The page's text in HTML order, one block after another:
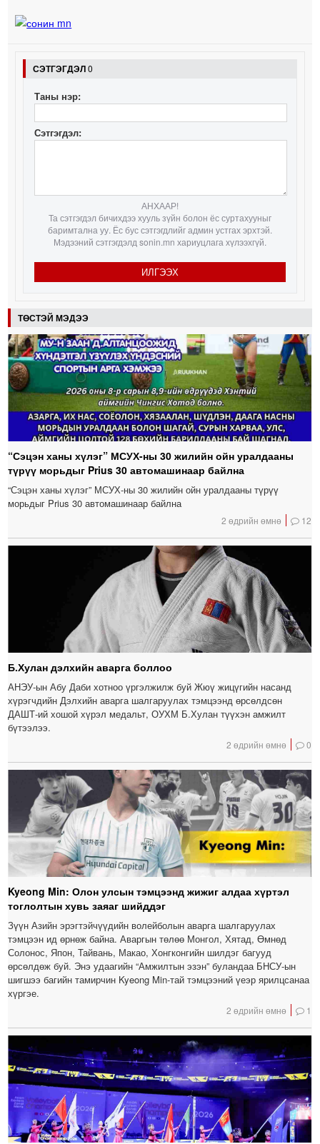
СЭТГЭГДЭЛ0
Таны нэр:
Сэтгэгдэл:
АНХААР!
Та сэтгэгдэл бичихдээ хууль зүйн болон ёс суртахууныг
баримтална уу. Ёс бус сэтгэгдлийг админ устгах эрхтэй.
Мэдээний сэтгэгдэлд sonin.mn хариуцлага хүлээхгүй.
ИЛГЭЭХ
ТӨСТЭЙ МЭДЭЭ
“Сэцэн ханы хүлэг” МСУХ-ны 30 жилийн ойн уралдааны
түрүү морьдыг Prius 30 автомашинаар байлна
“Сэцэн ханы хүлэг” МСУХ-ны 30 жилийн ойн уралдааны түрүү
морьдыг Prius 30 автомашинаар байлна
2 өдрийн өмнө 12
Б.Хулан дэлхийн аварга боллоо
АНЭУ-ын Абу Даби хотноо үргэлжилж буй Жюү жицүгийн насанд
хүрэгчдийн Дэлхийн аварга шалгаруулах тэмцээнд өрсөлдсөн
ДАШТ-ий хошой хүрэл медальт, ОУХМ Б.Хулан түүхэн амжилт
бүтээлээ.
2 өдрийн өмнө 0
Kyeong Min: Олон улсын тэмцээнд жижиг алдаа хүртэл
тоглолтын хувь заяаг шийддэг
Зүүн Азийн эрэгтэйчүүдийн волейболын аварга шалгаруулах
тэмцээн ид өрнөж байна. Аваргын төлөө Монгол, Хятад, Өмнөд
Солонос, Япон, Тайвань, Макао, Хонгконгийн шилдэг багууд
өрсөлдөж буй. Энэ удаагийн “Амжилтын эзэн” буландаа БНСУ-ын
шигшээ багийн тамирчин Kyeong Min-тай тэмцээний үеэр ярилцсанаа
хүргэе.
2 өдрийн өмнө 1